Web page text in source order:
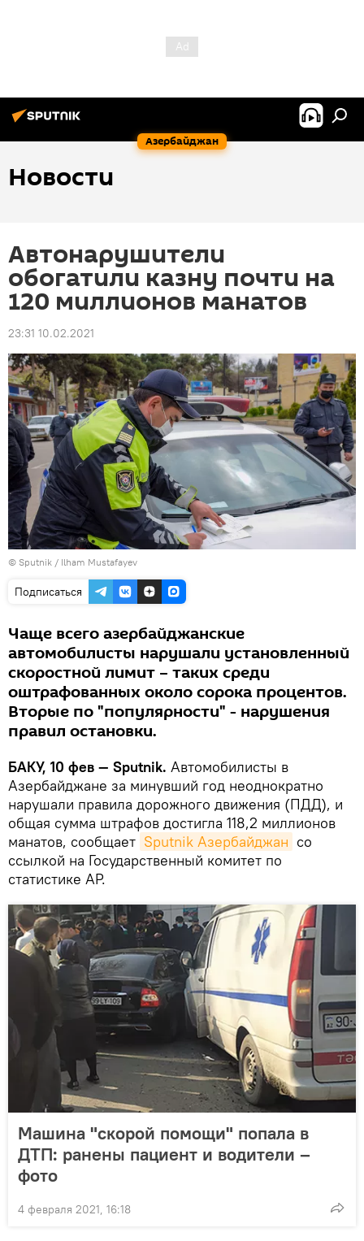
Азербайджан
Новости
Автонарушители
обогатили казну почти на
120 миллионов манатов
23:31 10.02.2021
© Sputnik / Ilham Mustafayev
Подписаться
Чаще всего азербайджанские
автомобилисты нарушали установленный
скоростной лимит – таких среди
оштрафованных около сорока процентов.
Вторые по "популярности" - нарушения
правил остановки.
БАКУ, 10 фев — Sputnik. Автомобилисты в
Азербайджане за минувший год неоднократно
нарушали правила дорожного движения (ПДД), и
общая сумма штрафов достигла 118,2 миллионов
манатов, сообщает Sputnik Азербайджан со
ссылкой на Государственный комитет по
статистике АР.
Машина "скорой помощи" попала в
ДТП: ранены пациент и водители –
фото
4 февраля 2021, 16:18